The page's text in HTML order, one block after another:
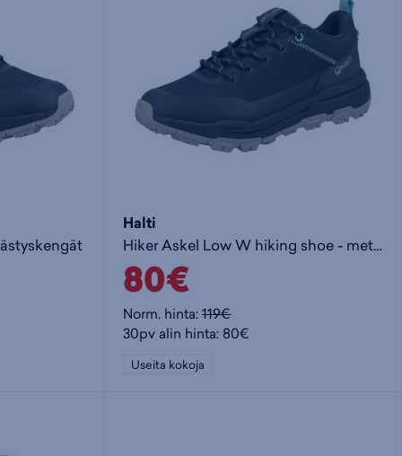
Halti
Hiker Askel Low W hiking shoe - metsästyskengät
80€
Norm. hinta:119€
30pv alin hinta: 80€
Useita kokoja